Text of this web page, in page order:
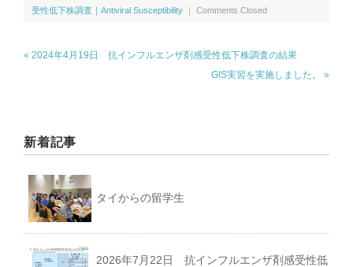
受性低下株調査｜Antiviral Susceptibility ｜ Comments Closed
« 2024年4月19日 抗インフルエンザ剤感受性低下株調査の結果
GIS実習を実施しました。 »
新着記事
タイからの留学生
2026年7月22日 抗インフルエンザ剤感受性低